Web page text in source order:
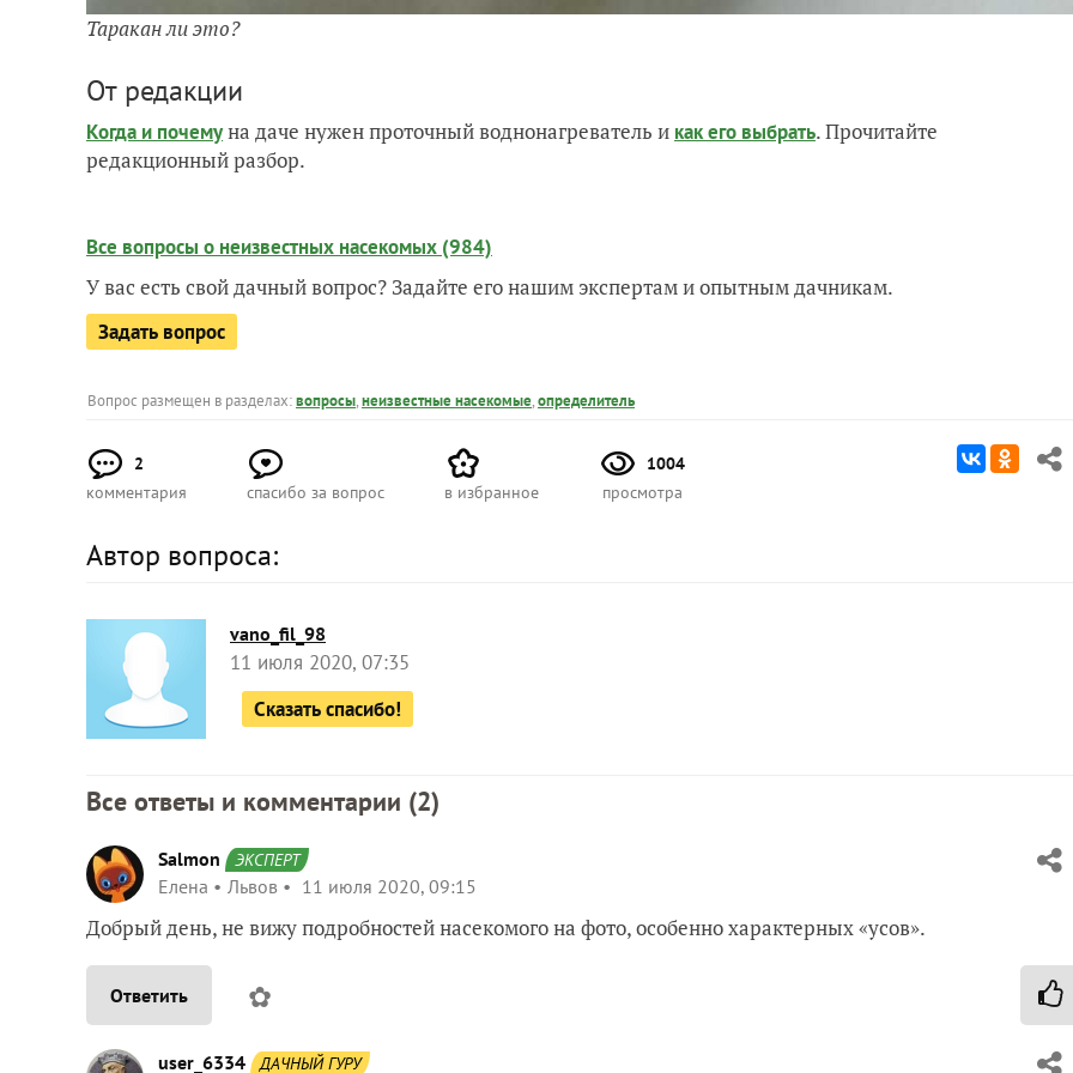
Таракан ли это?
От редакции
Когда и почемуна даче нужен проточный воднонагреватель и как его выбрать. Прочитайте
редакционный разбор.
Все вопросы о неизвестных насекомых (984)
У вас есть свой дачный вопрос? Задайте его нашим экспертам и опытным дачникам.
Задать вопрос
Вопрос размещен в разделах:вопросы,неизвестные насекомые,определитель
2
комментария
спасибо за вопрос в избранное
1004
просмотра
Автор вопроса:
vano_fil_98
11 июля 2020, 07:35
Сказать спасибо!
Все ответы и комментарии (2)
Salmon ЭКСПЕРТ
Елена Львов 11 июля 2020, 09:15
Добрый день, не вижу подробностей насекомого на фото, особенно характерных «усов».
Ответить ✿
user_6334 ДАЧНЫЙ ГУРУ